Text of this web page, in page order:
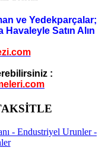
ve Yedekparçalar;
Havaleyle Satın Alın
: